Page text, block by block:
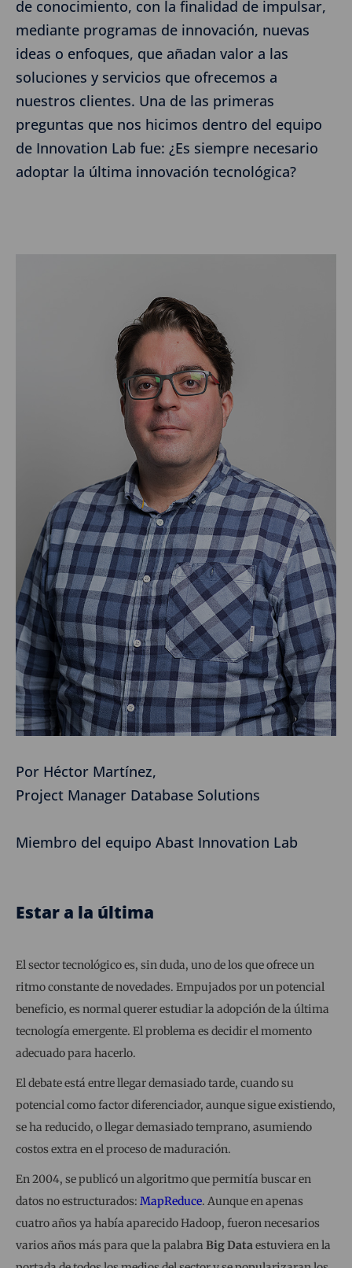
de conocimiento, con la finalidad de impulsar,
mediante programas de innovación, nuevas
ideas o enfoques, que añadan valor a las
soluciones y servicios que ofrecemos a
nuestros clientes. Una de las primeras
preguntas que nos hicimos dentro del equipo
de Innovation Lab fue: ¿Es siempre necesario
adoptar la última innovación tecnológica?
Por Héctor Martínez,
Project Manager Database Solutions
Miembro del equipo Abast Innovation Lab
Estar a la última
El sector tecnológico es, sin duda, uno de los que ofrece un
ritmo constante de novedades. Empujados por un potencial
beneficio, es normal querer estudiar la adopción de la última
tecnología emergente. El problema es decidir el momento
adecuado para hacerlo.
El debate está entre llegar demasiado tarde, cuando su
potencial como factor diferenciador, aunque sigue existiendo,
se ha reducido, o llegar demasiado temprano, asumiendo
costos extra en el proceso de maduración.
En 2004, se publicó un algoritmo que permitía buscar en
datos no estructurados: MapReduce. Aunque en apenas
cuatro años ya había aparecido Hadoop, fueron necesarios
varios años más para que la palabra Big Dataestuviera en la